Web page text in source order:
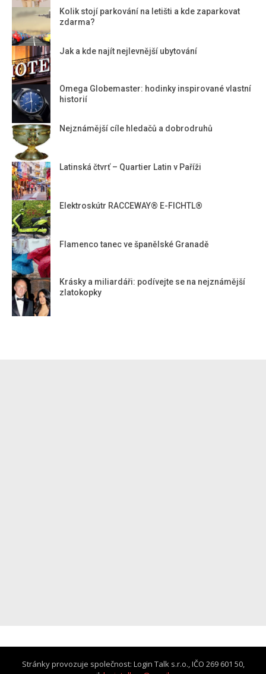
Kolik stojí parkování na letišti a kde zaparkovat
zdarma?
Jak a kde najít nejlevnější ubytování
Omega Globemaster: hodinky inspirované vlastní
historií
Nejznámější cíle hledačů a dobrodruhů
Latinská čtvrť – Quartier Latin v Paříži
Elektroskútr RACCEWAY® E-FICHTL®
Flamenco tanec ve španělské Granadě
Krásky a miliardáři: podívejte se na nejznámější
zlatokopky
Stránky provozuje společnost: Login Talk s.r.o., IČO 269 601 50,